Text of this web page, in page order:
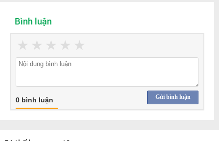
Bình luận
★
★
★
★
★
Gửi bình luận
0 bình luận